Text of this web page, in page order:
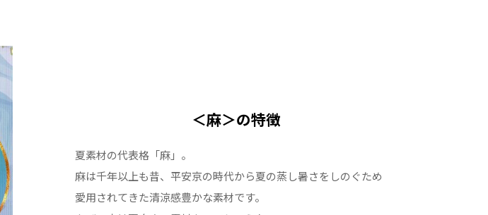
＜麻＞の特徴
夏素材の代表格「麻」。
麻は千年以上も昔、平安京の時代から夏の蒸し暑さをしのぐため
愛用されてきた清涼感豊かな素材です。